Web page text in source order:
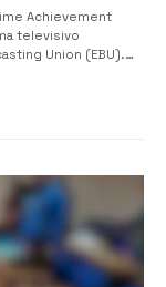
Achievement
televisivo
Union (EBU).
La